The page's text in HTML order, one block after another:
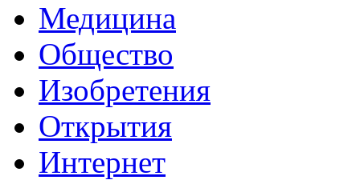
Медицина
Общество
Изобретения
Открытия
Интернет